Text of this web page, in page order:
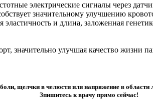
электрические сигналы через
значительному улучшению
эластичность и длина, заложенная
значительно улучшая качество жизни
щелчки в челюсти или напряжение в
Зпишитесь к врачу прямо сейчас!